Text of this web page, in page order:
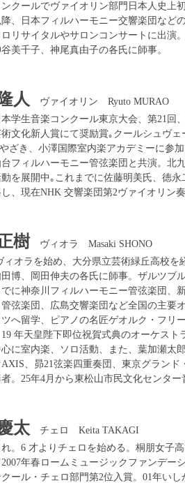
クールでヴァイオリン部門日本人史上
、日本フィルハーモニー交響楽団など
リサイタルやサロンコンサートに出演
美千子、神尾真由子の各氏に師事。
人
ヴァイオリン Ryuto MURAO
学生音楽コンクール東京大会、第21回
文化新人賞にて奨励賞｡クールシュヴ
ざき、小澤国際室内楽アカデミーに参
フィルハーモニー管弦楽団と共演。北
動を展開中｡これまでに佐藤明美氏、徳
し、現在NHK 交響楽団第2ヴァイオリン
樹 ヴィオラ Masaki SHONO
ィオラを始め、大分県立芸術緑丘高校
博、岡田伸夫の各氏に師事。ザルツブ
に神奈川フィルハーモニー管弦楽団、
弦楽団、広島交響楽団など全国の主要
へ留学、ピアノの名匠ゲオルク・フリ
年天皇陛下即位祝賀式典のオーケス
に室内楽、ソロ活動、また、葉加瀬太
、昴21弦楽四重奏団、東京グラン
。25年4月から東松山市民文化センター
太 チェロ Keita TAKAGI
。6 才よりチェロを始める。桐朋女子
年春ロームミュージックファンデー
ール・チェロ部門第2位入賞。01年い